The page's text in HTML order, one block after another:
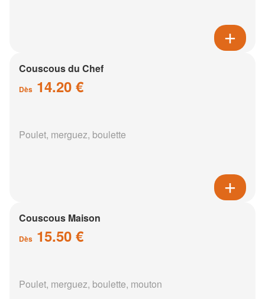
Couscous du Chef
Dès 14.20 €
Poulet, merguez, boulette
Couscous Maison
Dès 15.50 €
Poulet, merguez, boulette, mouton